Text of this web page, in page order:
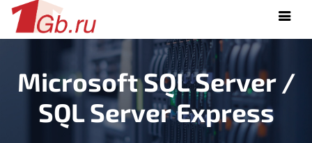
Microsoft SQL Server /
SQL Server Express